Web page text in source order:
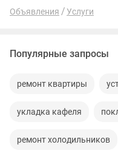
Объявления Услуги
Популярные запросы
ремонт квартиры
укладка кафеля
ремонт холодильников